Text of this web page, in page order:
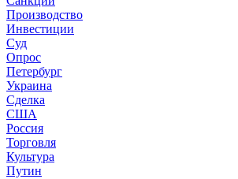
Производство
Инвестиции
Суд
Опрос
Петербург
Украина
Сделка
США
Россия
Торговля
Культура
Путин